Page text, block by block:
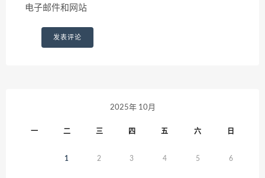
电子邮件和网站
2025年 10月
一 二 三 四 五 六 日
1 2 3 4 5 6